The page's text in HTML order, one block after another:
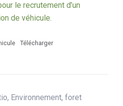
le recrutement d’un
de véhicule.
Télécharger
, Environnement, foret